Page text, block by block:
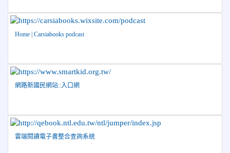
2026-06-16
榮譽
賀 本校跆拳道隊參加115年第三十三屆全
國少年跆拳道錦標賽 榮獲佳績！
2026-06-09
榮譽
賀 本校籃球隊參加 2026花蓮縣第46屆假
日盃籃球賽 榮獲季軍！
齡游泳錦標賽榮獲佳績！
2026-06-02
賀 本校跆拳道隊參加 115年花蓮縣「縣
Home | Carsiabooks podcast
網路新國民網站::入口網
雲端閱讀電子書整合查詢系統